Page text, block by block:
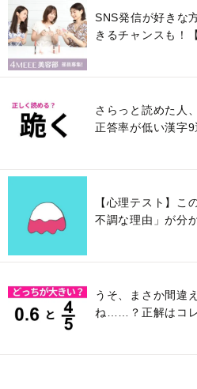
SNS発信が好きな
きるチャンスも！
さらっと読めた人
正答率が低い漢字9
【心理テスト】こ
不調な理由」が分
うそ、まさか間違
ね……？正解はコレ